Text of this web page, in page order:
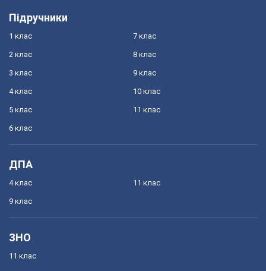
Підручники
1 клас
2 клас
3 клас
4 клас
5 клас
6 клас
7 клас
8 клас
9 клас
10 клас
11 клас
ДПА
4 клас
9 клас
11 клас
ЗНО
11 клас